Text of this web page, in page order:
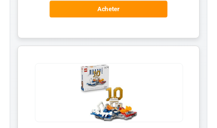
Acheter